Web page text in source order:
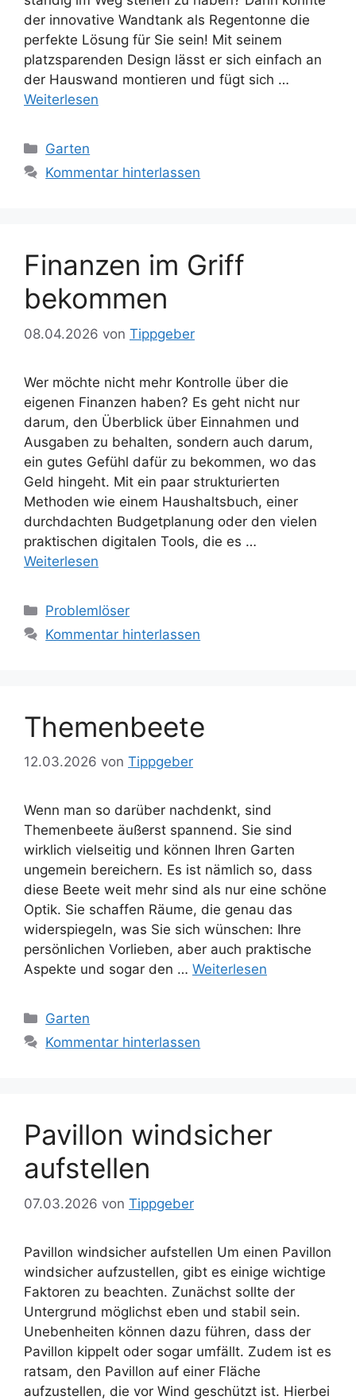
der innovative Wandtank als Regentonne die
perfekte Lösung für Sie sein! Mit seinem
platzsparenden Design lässt er sich einfach an
der Hauswand montieren und fügt sich …
Weiterlesen
Kategorien
Garten
Kommentar hinterlassen
Finanzen im Griff
bekommen
08.04.2026 von Tippgeber
Wer möchte nicht mehr Kontrolle über die
eigenen Finanzen haben? Es geht nicht nur
darum, den Überblick über Einnahmen und
Ausgaben zu behalten, sondern auch darum,
ein gutes Gefühl dafür zu bekommen, wo das
Geld hingeht. Mit ein paar strukturierten
Methoden wie einem Haushaltsbuch, einer
durchdachten Budgetplanung oder den vielen
praktischen digitalen Tools, die es …
Weiterlesen
Kategorien
Problemlöser
Kommentar hinterlassen
Themenbeete
12.03.2026 von Tippgeber
Wenn man so darüber nachdenkt, sind
Themenbeete äußerst spannend. Sie sind
wirklich vielseitig und können Ihren Garten
ungemein bereichern. Es ist nämlich so, dass
diese Beete weit mehr sind als nur eine schöne
Optik. Sie schaffen Räume, die genau das
widerspiegeln, was Sie sich wünschen: Ihre
persönlichen Vorlieben, aber auch praktische
Aspekte und sogar den … Weiterlesen
Kategorien
Garten
Kommentar hinterlassen
Pavillon windsicher
aufstellen
07.03.2026 von Tippgeber
Pavillon windsicher aufstellen Um einen Pavillon
windsicher aufzustellen, gibt es einige wichtige
Faktoren zu beachten. Zunächst sollte der
Untergrund möglichst eben und stabil sein.
Unebenheiten können dazu führen, dass der
Pavillon kippelt oder sogar umfällt. Zudem ist es
ratsam, den Pavillon auf einer Fläche
aufzustellen, die vor Wind geschützt ist. Hierbei